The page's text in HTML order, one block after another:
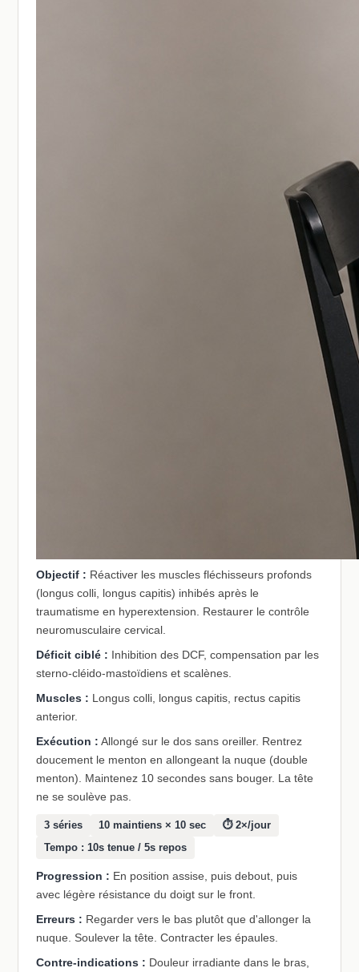
Objectif : Réactiver les muscles fléchisseurs profonds
(longus colli, longus capitis) inhibés après le
traumatisme en hyperextension. Restaurer le contrôle
neuromusculaire cervical.
Déficit ciblé : Inhibition des DCF, compensation par les
sterno-cléido-mastoïdiens et scalènes.
Muscles : Longus colli, longus capitis, rectus capitis
anterior.
Exécution : Allongé sur le dos sans oreiller. Rentrez
doucement le menton en allongeant la nuque (double
menton). Maintenez 10 secondes sans bouger. La tête
ne se soulève pas.
3 séries 10 maintiens × 10 sec
⏱ 2×/jour
Tempo : 10s tenue / 5s repos
Progression : En position assise, puis debout, puis
avec légère résistance du doigt sur le front.
Erreurs : Regarder vers le bas plutôt que d'allonger la
nuque. Soulever la tête. Contracter les épaules.
Contre-indications : Douleur irradiante dans le bras,